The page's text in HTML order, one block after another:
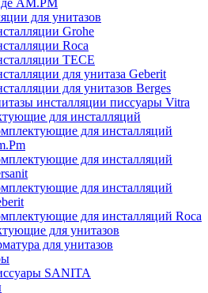
AM.PM
для унитазов
Grohe
Roca
TECE
для унитаза Geberit
для унитазов Berges
инсталляции писсуары Vitra
для инсталляций
для инсталляций
для инсталляций
для инсталляций
для инсталляций Roca
для унитазов
для унитазов
SANITA